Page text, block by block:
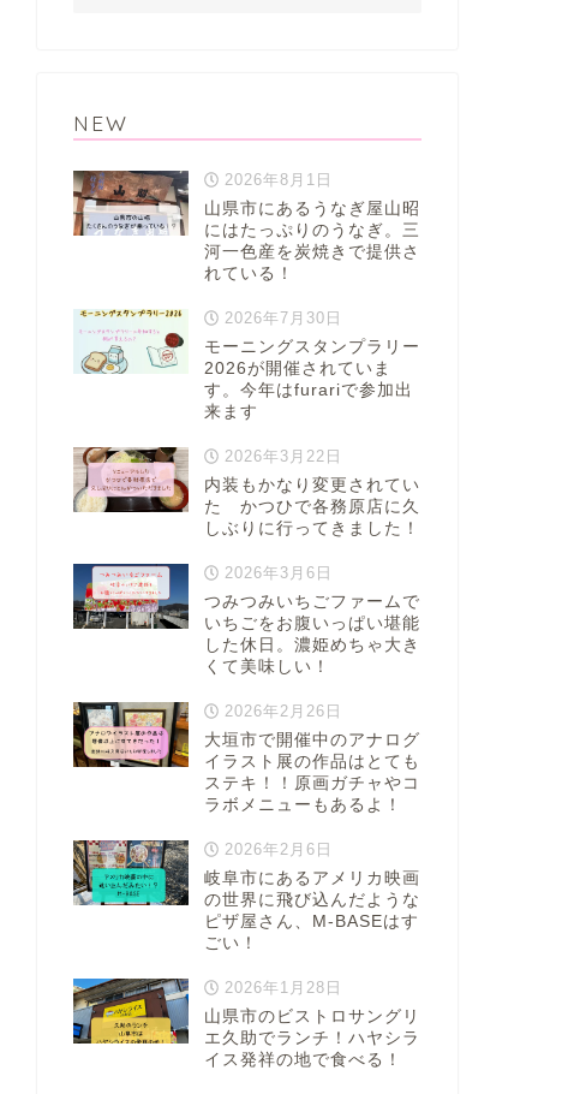
NEW
2026年8月1日
山県市にあるうなぎ屋山昭
にはたっぷりのうなぎ。三
河一色産を炭焼きで提供さ
れている！
2026年7月30日
モーニングスタンプラリー
2026が開催されていま
す。今年はfurariで参加出
来ます
2026年3月22日
内装もかなり変更されてい
た かつひで各務原店に久
しぶりに行ってきました！
2026年3月6日
つみつみいちごファームで
いちごをお腹いっぱい堪能
した休日。濃姫めちゃ大き
くて美味しい！
2026年2月26日
大垣市で開催中のアナログ
イラスト展の作品はとても
ステキ！！原画ガチャやコ
ラボメニューもあるよ！
2026年2月6日
岐阜市にあるアメリカ映画
の世界に飛び込んだような
ピザ屋さん、M-BASEはす
ごい！
2026年1月28日
山県市のビストロサングリ
エ久助でランチ！ハヤシラ
イス発祥の地で食べる！